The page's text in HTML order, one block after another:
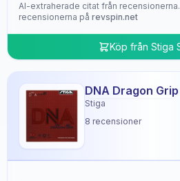
AI-extraherade citat från
recensionerna på revspin.net
Köp från Stiga
DNA Dragon Grip
Stiga
8 recensioner